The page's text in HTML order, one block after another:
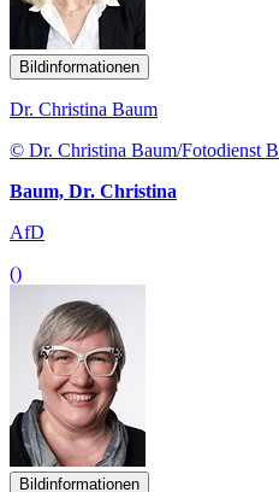
Bildinformationen
Dr. Christina Baum
© Dr. Christina Baum/Fotodienst
Baum, Dr. Christina
AfD
()
Bildinformationen